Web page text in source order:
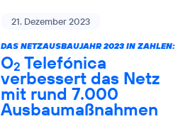
21. Dezember 2023
DAS NETZAUSBAUJAHR 2023 IN ZAHLEN:
O2 Telefónica
verbessert das Netz
mit rund 7.000
Ausbaumaßnahmen